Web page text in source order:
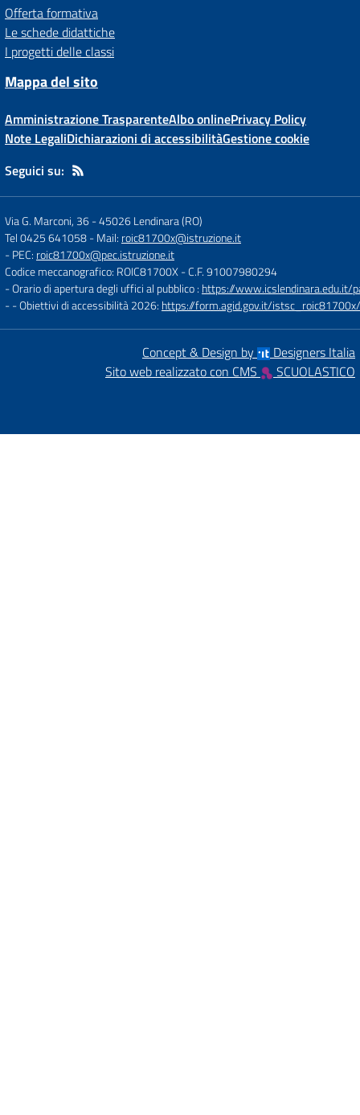
Offerta formativa
Le schede didattiche
I progetti delle classi
Mappa del sito
Amministrazione TrasparenteAlbo onlinePrivacy Policy
Note LegaliDichiarazioni di accessibilitàGestione cookie
Seguici su:
Via G. Marconi, 36-45026 Lendinara (RO)
Tel 0425 641058- Mail: roic81700x@istruzione.it
- PEC: roic81700x@pec.istruzione.it
Codice meccanografico: ROIC81700X- C.F. 91007980294
- Orario di apertura degli uffici al pubblico : https://www.icslendinara.edu.it/
- - Obiettivi di accessibilità 2026: https://form.agid.gov.it/
Concept & Design by
Designers Italia
Sito web realizzato con CMS
SCUOLASTICO